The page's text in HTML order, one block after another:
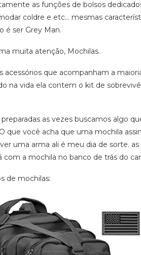
as funções de bolsos
coldre e etc… mesmas
é ser Grey Man.
muita atenção, Mochilas.
acessórios que acompanham a
na vida ela contem o kit de
as vezes buscamos algo
que você acha que uma mochila
uma arma ali é meu dia de sorte.
com a mochila no banco de trás do
de mochilas: